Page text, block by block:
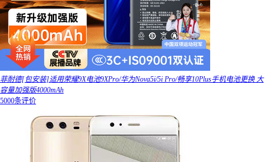
菲耐德[包安装]适用荣耀9X电池9XPro/华为Nova5i/5i Pro/畅享10Plus手机电池更换 大
容量加强版4000mAh
5000条评价